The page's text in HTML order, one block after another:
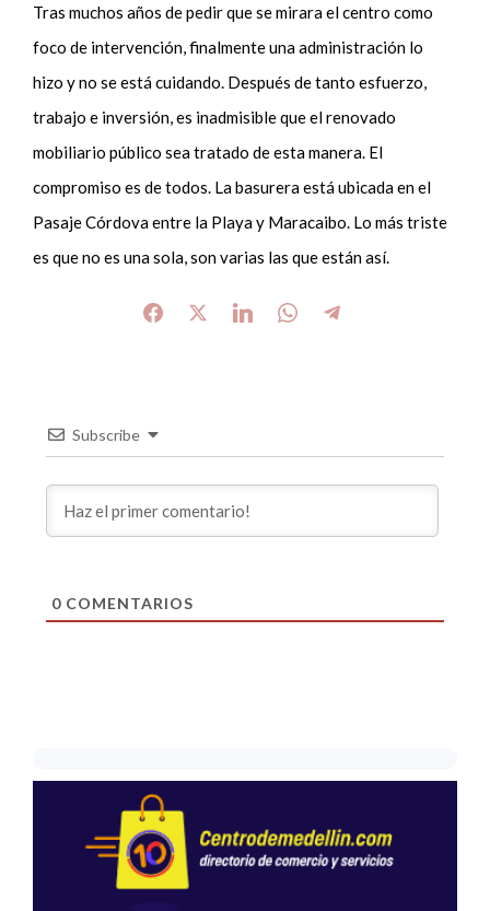
Tras muchos años de pedir que se mirara el centro como
foco de intervención, finalmente una administración lo
hizo y no se está cuidando. Después de tanto esfuerzo,
trabajo e inversión, es inadmisible que el renovado
mobiliario público sea tratado de esta manera. El
compromiso es de todos. La basurera está ubicada en el
Pasaje Córdova entre la Playa y Maracaibo. Lo más triste
es que no es una sola, son varias las que están así.
Subscribe
0COMENTARIOS